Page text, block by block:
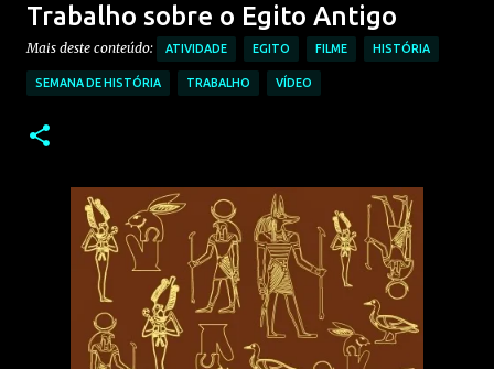
Postagem em destaque
CONTEÚDO: PRIMEIRO REINADO ENSINO MÉDIO
PROVAS DE HISTÓRIA MÉDIO
Trabalho sobre o Egito Antigo
Mais deste conteúdo: ATIVIDADE EGITO FILME HISTÓRIA
SEMANA DE HISTÓRIA TRABALHO VÍDEO